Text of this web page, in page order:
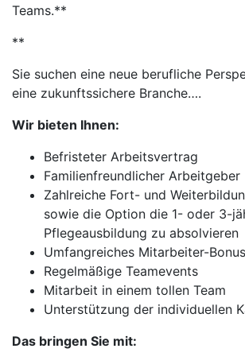
Teams.**
**
Sie suchen eine neue berufliche
eine zukunftssichere Branche….
Wir bieten Ihnen:
Befristeter Arbeitsvertrag
Familienfreundlicher Arbeitgeber
Zahlreiche Fort- und
sowie die Option die 1- oder 3-
Pflegeausbildung zu absolvieren
Umfangreiches Mitarbeiter-
Regelmäßige Teamevents
Mitarbeit in einem tollen Team
Unterstützung der individuellen
Das bringen Sie mit: